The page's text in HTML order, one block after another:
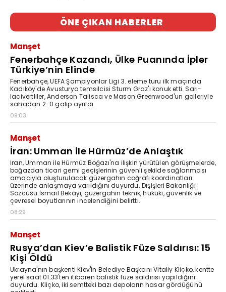
ÖNE ÇIKAN HABERLER
Manşet
Fenerbahçe Kazandı, Ülke Puanında İpler
Türkiye’nin Elinde
Fenerbahçe, UEFA Şampiyonlar Ligi 3. eleme turu ilk maçında
Kadıköy'de Avusturya temsilcisi Sturm Graz'ı konuk etti. Sarı-
lacivertliler, Anderson Talisca ve Mason Greenwood'un golleriyle
sahadan 2-0 galip ayrıldı.
09:03
Manşet
İran: Umman ile Hürmüz’de Anlaştık
İran, Umman ile Hürmüz Boğazı'na ilişkin yürütülen görüşmelerde,
boğazdan ticari gemi geçişlerinin güvenli şekilde sağlanması
amacıyla oluşturulacak güzergahın coğrafi koordinatları
üzerinde anlaşmaya varıldığını duyurdu. Dışişleri Bakanlığı
Sözcüsü İsmail Bekayi, güzergahın teknik, hukuki, güvenlik ve
çevresel boyutlarının incelendiğini belirtti.
08:29
Manşet
Rusya’dan Kiev’e Balistik Füze Saldırısı: 15
Kişi Öldü
Ukrayna'nın başkenti Kiev'in Belediye Başkanı Vitaliy Kliçko, kentte
yerel saat 01.33'ten itibaren balistik füze saldırısı yapıldığını
duyurdu. Kliçko, iki semtteki bazı depoların hasar gördüğünü